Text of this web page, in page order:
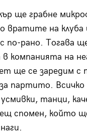
ще грабне
вратите на
по-рано. Тогава
в компанията на
ще се заредим с
партито. Всичко
усмивки, танци,
спомен, който